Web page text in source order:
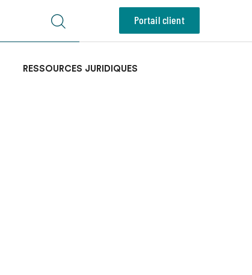
Portail client
RESSOURCES JURIDIQUES